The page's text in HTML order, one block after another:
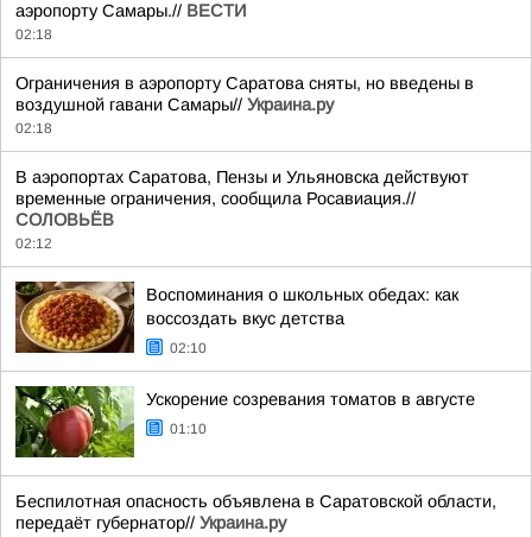
аэропорту Самары.// ВЕСТИ
02:18
Ограничения в аэропорту Саратова сняты, но введены в
воздушной гавани Самары// Украина.ру
02:18
В аэропортах Саратова, Пензы и Ульяновска действуют
временные ограничения, сообщила Росавиация.//
СОЛОВЬЁВ
02:12
Воспоминания о школьных обедах: как
воссоздать вкус детства
02:10
Ускорение созревания томатов в августе
01:10
Беспилотная опасность объявлена в Саратовской области,
передаёт губернатор// Украина.ру